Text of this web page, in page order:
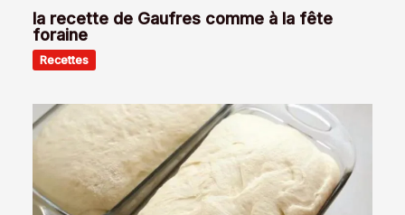
la recette de Gaufres comme à la fête
foraine
Recettes